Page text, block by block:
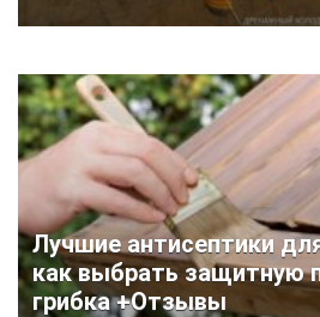
Лучшие антисептики
как выбрать защитную
грибка +Отзывы